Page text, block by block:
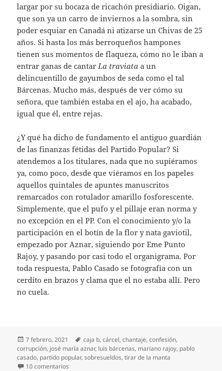
largar por su bocaza de ricachón presidiario. Oigan,
que son ya un carro de inviernos a la sombra, sin
poder esquiar en Canadá ni atizarse un Chivas de 25
años. Si hasta los más berroqueños hampones
tienen sus momentos de flaqueza, cómo no le iban a
entrar ganas de cantar La traviata a un
delincuentillo de gayumbos de seda como el tal
Bárcenas. Mucho más, después de ver cómo su
señora, que también estaba en el ajo, ha acabado,
igual que él, entre rejas.
¿Y qué ha dicho de fundamento el antiguo guardián
de las finanzas fétidas del Partido Popular? Si
atendemos a los titulares, nada que no supiéramos
ya, como poco, desde que viéramos en los papeles
aquellos quintales de apuntes manuscritos
remarcados con rotulador amarillo fosforescente.
Simplemente, que el pufo y el pillaje eran norma y
no excepción en el PP. Con el conocimiento y/o la
participación en el botín de la flor y nata gaviotil,
empezado por Aznar, siguiendo por Eme Punto
Rajoy, y pasando por casi todo el organigrama. Por
toda respuesta, Pablo Casado se fotografía con un
cerdito en brazos y clama que el no estaba allí. Pero
no cuela.
Publicado
el
7 febrero, 2021 Etiquetas
caja b,cárcel,chantaje,confesión,
corrupción, josé maría aznar, luis bárcenas, mariano rajoy, pablo
casado, partido popular,sobresueldos,tirar de la manta
10 comentarios